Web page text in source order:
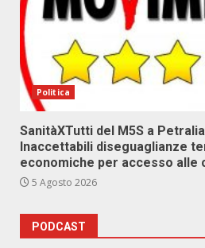
Politica
SanitàXTutti del M5S a
Inaccettabili diseguaglianze
economiche per accesso alle
5 Agosto 2026
PODCAST